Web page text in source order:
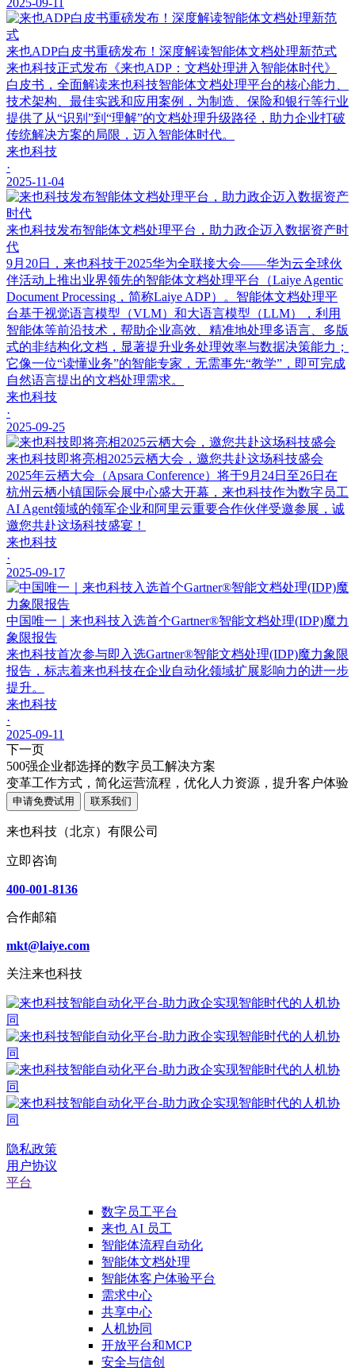
2025-09-11
来也ADP白皮书重磅发布！深度解读智能体文档处理新范式
来也科技正式发布《来也ADP：文档处理进入智能体时代》
白皮书，全面解读来也科技智能体文档处理平台的核心能力、
技术架构、最佳实践和应用案例，为制造、保险和银行等行业
提供了从“识别”到“理解”的文档处理升级路径，助力企业打破
传统解决方案的局限，迈入智能体时代。
来也科技
·
2025-11-04
来也科技发布智能体文档处理平台，助力政企迈入数据资产时
代
9月20日，来也科技于2025华为全联接大会——华为云全球伙
伴活动上推出业界领先的智能体文档处理平台（Laiye Agentic
Document Processing，简称Laiye ADP）。智能体文档处理平
台基于视觉语言模型（VLM）和大语言模型（LLM），利用
智能体等前沿技术，帮助企业高效、精准地处理多语言、多版
式的非结构化文档，显著提升业务处理效率与数据决策能力；
它像一位“读懂业务”的智能专家，无需事先“教学”，即可完成
自然语言提出的文档处理需求。
来也科技
·
2025-09-25
来也科技即将亮相2025云栖大会，邀您共赴这场科技盛会
2025年云栖大会（Apsara Conference）将于9月24日至26日在
杭州云栖小镇国际会展中心盛大开幕，来也科技作为数字员工
AI Agent领域的领军企业和阿里云重要合作伙伴受邀参展，诚
邀您共赴这场科技盛宴！
来也科技
·
2025-09-17
中国唯一｜来也科技入选首个Gartner®智能文档处理(IDP)魔力
象限报告
来也科技首次参与即入选Gartner®智能文档处理(IDP)魔力象限
报告，标志着来也科技在企业自动化领域扩展影响力的进一步
提升。
来也科技
·
2025-09-11
下一页
500强企业都选择的数字员工解决方案
变革工作方式，简化运营流程，优化人力资源，提升客户体验
申请免费试用 联系我们
来也科技（北京）有限公司
立即咨询
400-001-8136
合作邮箱
mkt@laiye.com
关注来也科技
隐私政策
用户协议
平台
数字员工平台
来也 AI 员工
智能体流程自动化
智能体文档处理
智能体客户体验平台
需求中心
共享中心
人机协同
开放平台和MCP
安全与信创